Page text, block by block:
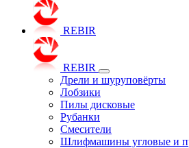
REBIR
REBIR
Дрели и шуруповёрты
Лобзики
Пилы дисковые
Рубанки
Смесители
Шлифмашины угловые и